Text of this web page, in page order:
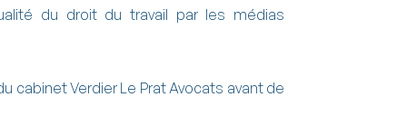
du droit du travail par les médias
cabinet Verdier Le Prat Avocats avant de